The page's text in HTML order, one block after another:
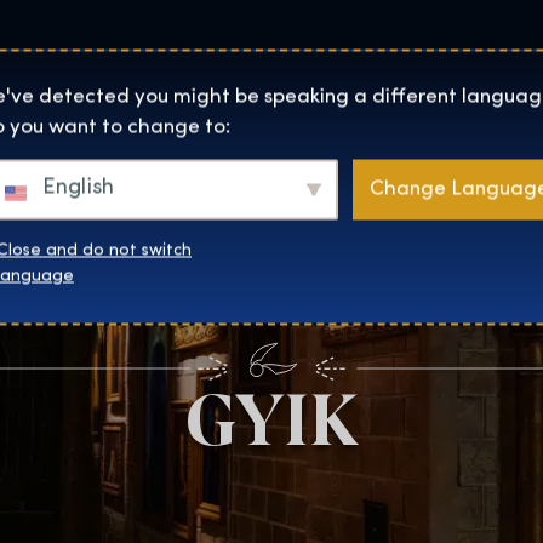
Exhibition home page
Helyszínek Rólunk
GYIK
detected you might be speaking a different
you want to change to:
English Change
and do not switch